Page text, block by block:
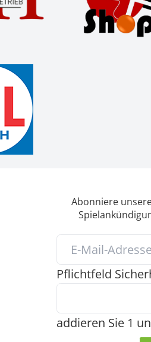
Abonniere
Pflichtfeld
addieren Sie 1